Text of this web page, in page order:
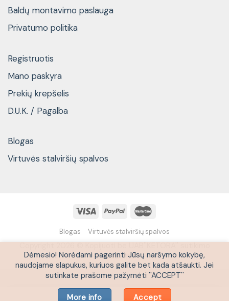
Baldų montavimo paslauga
Privatumo politika
Registruotis
Mano paskyra
Prekių krepšelis
D.U.K. / Pagalba
Blogas
Virtuvės stalviršių spalvos
Blogas Virtuvės stalviršių spalvos
draudžiama
Dėmesio! Norėdami pagerinti Jūsų naršymo kokybę,
naudojame slapukus, kuriuos galite bet kada atšaukti. Jei
sutinkate prašome pažymėti ''ACCEPT''
More info Accept